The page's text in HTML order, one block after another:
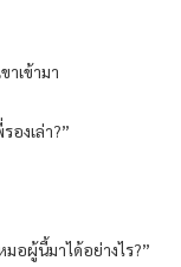
าเข้ามา
องเล่า?”
อผู้นี้มาได้อย่างไร?”